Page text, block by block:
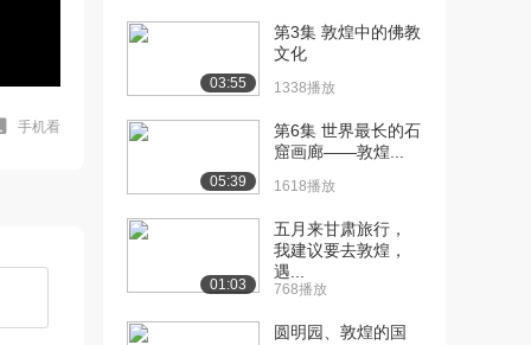
手机看
03:55
第3集 敦煌中的佛教
文化
1338播放
05:39
第6集 世界最长的石
窟画廊——敦煌...
1618播放
01:03
五月来甘肃旅行，
我建议要去敦煌，
遇...
768播放
圆明园、敦煌的国